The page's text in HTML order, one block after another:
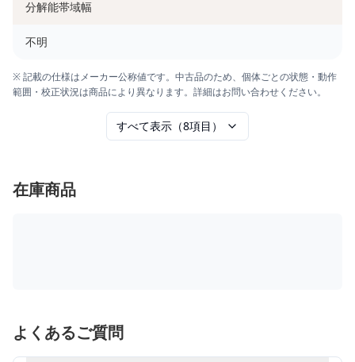
分解能帯域幅
不明
※ 記載の仕様はメーカー公称値です。中古品のため、個体ごとの状態・動作
範囲・校正状況は商品により異なります。詳細はお問い合わせください。
すべて表示（8項目）
在庫商品
よくあるご質問